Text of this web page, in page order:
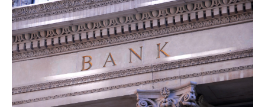
セットライフエージェンシー（以下，「当社」といいます。）
は、本ウェブサイト上で提供するサービス（以下「本サービス」
といいます）におけるプライバシー情報の取扱いについて、以下
のとおりプライバシーポリシー（以下「本ポリシー」といいま
す）を定めます。
年収 任意
お住まいの都道府県 必須
ご希望時間帯にコンサルタントからお電話をさせていただ
きます。
必要事項をご入力のうえ、送信してください。
お客様の情報
お住まいの都道府県 任意
電話番号 任意
メールアドレス 必須